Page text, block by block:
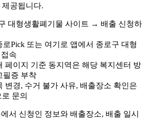
제공됩니다.
대형생활폐기물 사이트 → 배출 신청하
로Pick 또는 여기로 앱에서 종로구 대형
속
페이지 기준 동지역은 해당 복지센터 방
필증 부착
변경, 수거 불가 사유, 배출장소 확인은
로 문의
서 신청인 정보와 배출장소, 배출 일시